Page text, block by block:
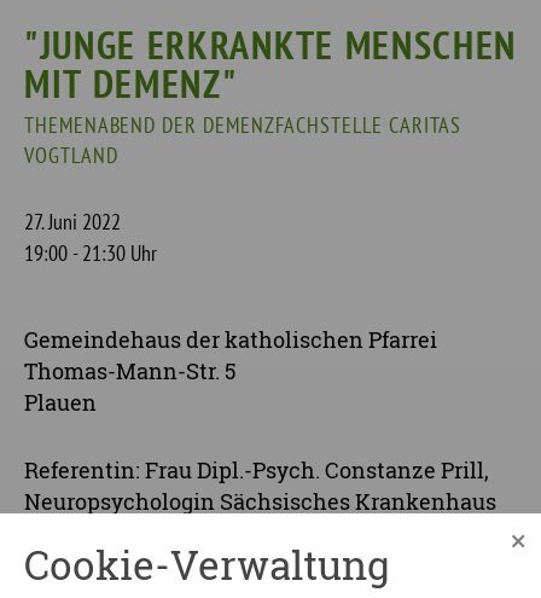
"JUNGE ERKRANKTE MENSCHEN
MIT DEMENZ"
THEMENABEND DER DEMENZFACHSTELLE CARITAS
VOGTLAND
27. Juni 2022
19:00 - 21:30 Uhr
Gemeindehaus der katholischen Pfarrei
Thomas-Mann-Str. 5
Plauen
Referentin: Frau Dipl.-Psych. Constanze Prill,
Neuropsychologin Sächsisches Krankenhaus
Die Teilnahme ist kostenfrei und ohne
Cookie-Verwaltung ×